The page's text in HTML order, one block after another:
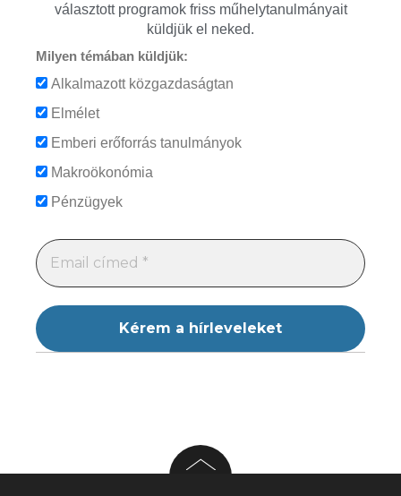
választott programok friss műhelytanulmányait
küldjük el neked.
Milyen témában küldjük:
Alkalmazott közgazdaságtan
Elmélet
Emberi erőforrás tanulmányok
Makroökonómia
Pénzügyek